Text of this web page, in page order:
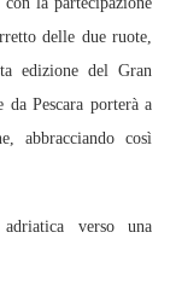
delle due ruote,
edizione del Gran
Pescara porterà a
abbracciando così
verso una